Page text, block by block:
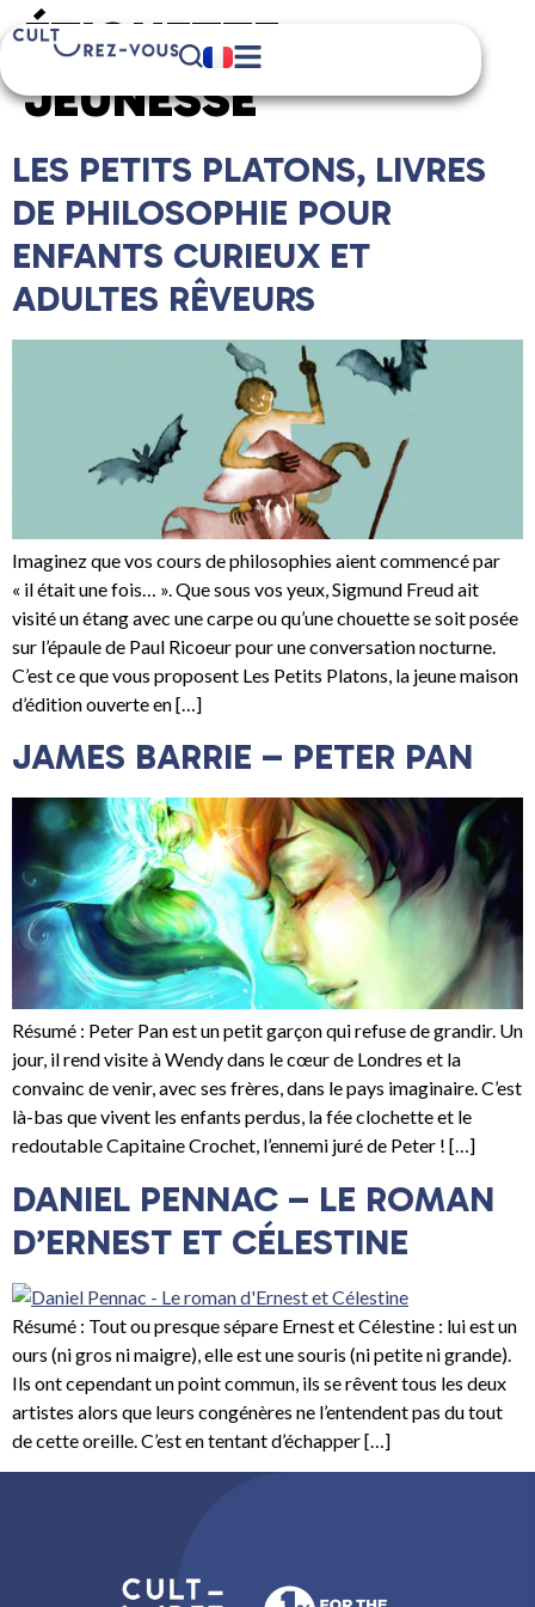
ÉTIQUETTE :
JEUNESSE
LES PETITS PLATONS, LIVRES
DE PHILOSOPHIE POUR
ENFANTS CURIEUX ET
ADULTES RÊVEURS
Imaginez que vos cours de philosophies aient commencé par
« il était une fois… ». Que sous vos yeux, Sigmund Freud ait
visité un étang avec une carpe ou qu’une chouette se soit posée
sur l’épaule de Paul Ricoeur pour une conversation nocturne.
C’est ce que vous proposent Les Petits Platons, la jeune maison
d’édition ouverte en […]
JAMES BARRIE – PETER PAN
Résumé : Peter Pan est un petit garçon qui refuse de grandir. Un
jour, il rend visite à Wendy dans le cœur de Londres et la
convainc de venir, avec ses frères, dans le pays imaginaire. C’est
là-bas que vivent les enfants perdus, la fée clochette et le
redoutable Capitaine Crochet, l’ennemi juré de Peter ! […]
DANIEL PENNAC – LE ROMAN
D’ERNEST ET CÉLESTINE
Résumé : Tout ou presque sépare Ernest et Célestine : lui est un
ours (ni gros ni maigre), elle est une souris (ni petite ni grande).
Ils ont cependant un point commun, ils se rêvent tous les deux
artistes alors que leurs congénères ne l’entendent pas du tout
de cette oreille. C’est en tentant d’échapper […]